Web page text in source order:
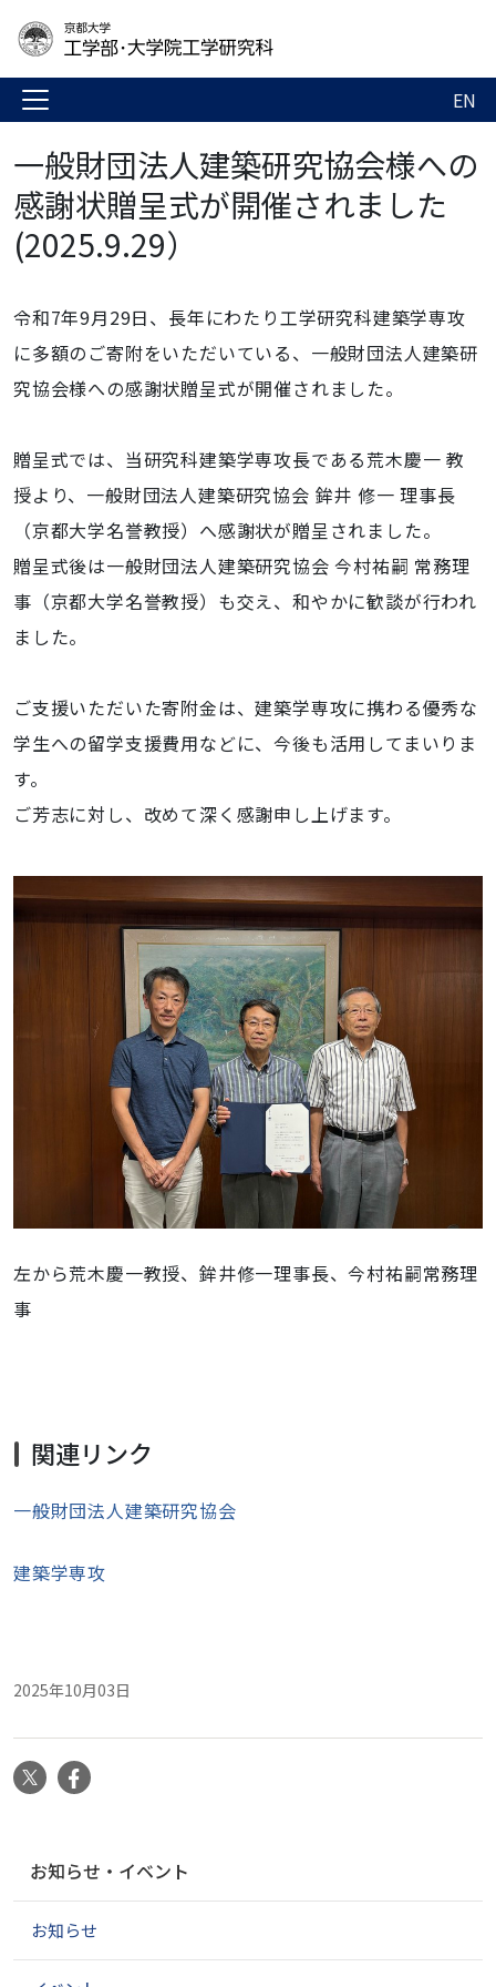
EN
一般財団法人建築研究協会様への
感謝状贈呈式が開催されました
(2025.9.29）
令和7年9月29日、長年にわたり工学研究科建築学専攻
に多額のご寄附をいただいている、一般財団法人建築研
究協会様への感謝状贈呈式が開催されました。
贈呈式では、当研究科建築学専攻長である荒木慶一 教
授より、一般財団法人建築研究協会 鉾井 修一 理事長
（京都大学名誉教授）へ感謝状が贈呈されました。
贈呈式後は一般財団法人建築研究協会 今村祐嗣 常務理
事（京都大学名誉教授）も交え、和やかに歓談が行われ
ました。
ご支援いただいた寄附金は、建築学専攻に携わる優秀な
学生への留学支援費用などに、今後も活用してまいりま
す。
ご芳志に対し、改めて深く感謝申し上げます。
左から荒木慶一教授、鉾井修一理事長、今村祐嗣常務理
事
関連リンク
一般財団法人建築研究協会
建築学専攻
2025年10月03日
X
ゲ
シ
お知らせ・イベント
お知らせ